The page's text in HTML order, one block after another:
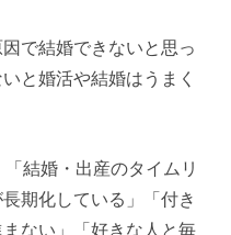
で結婚できないと思っ
と婚活や結婚はうまく
結婚・出産のタイムリ
期化している」「付き
ない」「好きな人と毎